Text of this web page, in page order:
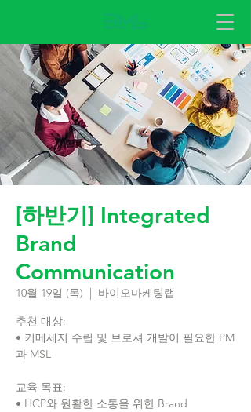
[하반기] Integrated
Brand
Communication
10월 19일 (목)
  |
바이오마케팅랩
추천 대상:
• 키메세지 수립 및 브로셔 개발이 필요한 PM
과 MSL
교육 목표:
• HCP와 원활한 소통을 위한 Brand